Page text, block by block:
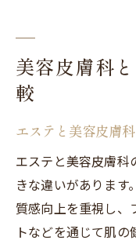
美容皮膚科
較
エステと美容皮膚
エステと美容皮膚科
きな違いがあります
質感向上を重視し、
トなどを通じて肌